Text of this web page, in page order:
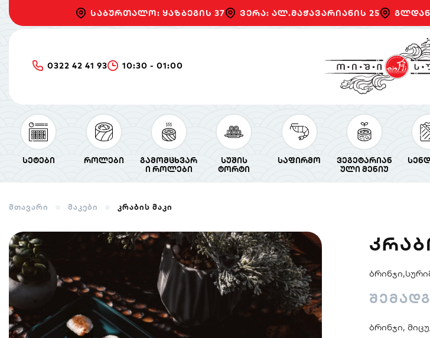
საბურთალო: ყაზბეგის 37 ვერა: ალ.მაჭავარიანის 25
0322 42 41 93 10:30 - 01:00
სეტები როლები
გამომცხვარ
ი როლები
სუშის
ტორტი
საფირმო
ვეგეტარიან
ული მენიუ
მთავარი მაკები კრაბის მაკი
ბრინჯი,